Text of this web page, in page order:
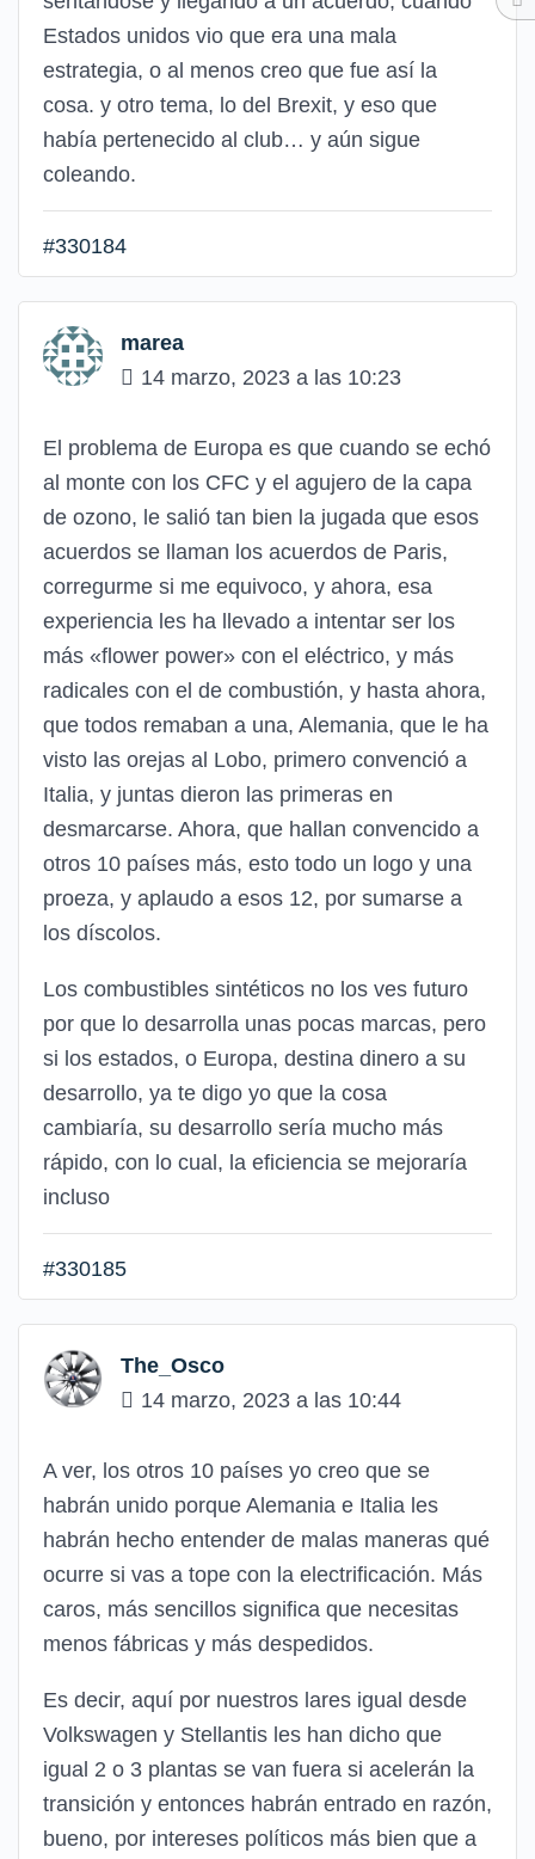
Estados unidos vio que era una mala
estrategia, o al menos creo que fue así la
cosa. y otro tema, lo del Brexit, y eso que
había pertenecido al club… y aún sigue
coleando.
#330184
marea
14 marzo, 2023 a las 10:23
El problema de Europa es que cuando se echó
al monte con los CFC y el agujero de la capa
de ozono, le salió tan bien la jugada que esos
acuerdos se llaman los acuerdos de Paris,
corregurme si me equivoco, y ahora, esa
experiencia les ha llevado a intentar ser los
más «flower power» con el eléctrico, y más
radicales con el de combustión, y hasta ahora,
que todos remaban a una, Alemania, que le ha
visto las orejas al Lobo, primero convenció a
Italia, y juntas dieron las primeras en
desmarcarse. Ahora, que hallan convencido a
otros 10 países más, esto todo un logo y una
proeza, y aplaudo a esos 12, por sumarse a
los díscolos.
Los combustibles sintéticos no los ves futuro
por que lo desarrolla unas pocas marcas, pero
si los estados, o Europa, destina dinero a su
desarrollo, ya te digo yo que la cosa
cambiaría, su desarrollo sería mucho más
rápido, con lo cual, la eficiencia se mejoraría
incluso
#330185
The_Osco
14 marzo, 2023 a las 10:44
A ver, los otros 10 países yo creo que se
habrán unido porque Alemania e Italia les
habrán hecho entender de malas maneras qué
ocurre si vas a tope con la electrificación. Más
caros, más sencillos significa que necesitas
menos fábricas y más despedidos.
Es decir, aquí por nuestros lares igual desde
Volkswagen y Stellantis les han dicho que
igual 2 o 3 plantas se van fuera si acelerán la
transición y entonces habrán entrado en razón,
bueno, por intereses políticos más bien que a